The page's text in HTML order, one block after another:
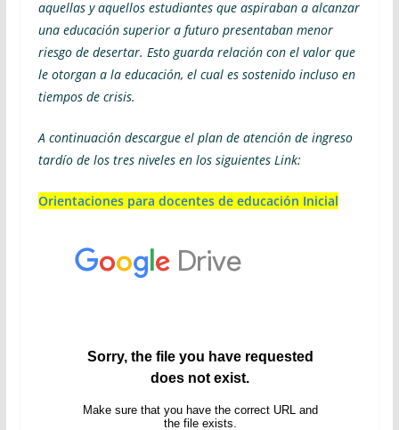
aquellas y aquellos estudiantes que aspiraban a alcanzar
una educación superior a futuro presentaban menor
riesgo de desertar. Esto guarda relación con el valor que
le otorgan a la educación, el cual es sostenido incluso en
tiempos de crisis.
A continuación descargue el plan de atención de ingreso
tardío de los tres niveles en los siguientes Link:
Orientaciones para docentes de educación Inicial